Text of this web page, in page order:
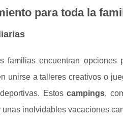
para toda la
familias encuentran opciones
unirse a talleres creativos o
Estoscampings,
inolvidables vacaciones